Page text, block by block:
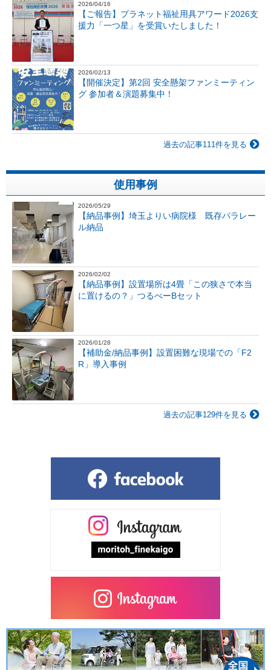
2026/04/16
【ご報告】プラネット福祉用具アワード2026支
援力「一つ星」を受賞いたしました！
2026/02/13
【開催決定】第2回 安全懸架ファンミーティン
グ 参加者＆演題募集中！
過去の記事111件を見る
使用事例
2026/05/29
【納品事例】埼玉よりい病院様 既存パラレー
ル納品
2026/02/02
【納品事例】設置場所は4畳「この狭さで本当
に置けるの？」つるべーBセット
2026/01/28
【補助金/納品事例】設置困難な現場での「F2
R」導入事例
過去の記事129件を見る